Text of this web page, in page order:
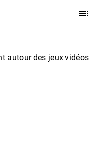
autour des jeux vidéos